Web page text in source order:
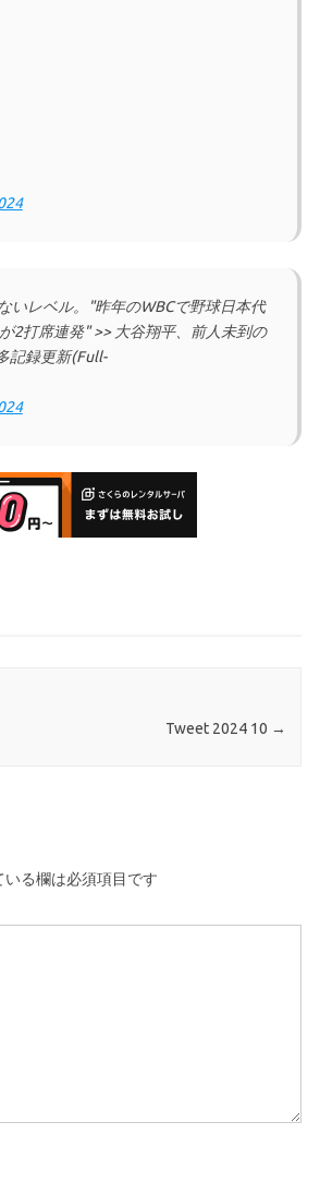
いレベル。"昨年のWBCで野球日本代
2打席連発" >> 大谷翔平、前人未到の
記録更新(Full-
Tweet 2024 10 →
いる欄は必須項目です